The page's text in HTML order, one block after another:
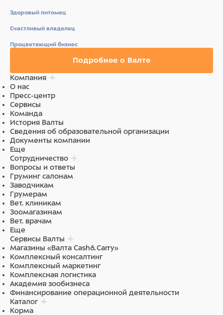
Здоровый питомец
Счастливый владелец
Процветающий бизнес
Подробнее о Валте
Компания
О нас
Пресс-центр
Сервисы
Команда
История Валты
Сведения об образовательной организации
Документы компании
Еще
Сотрудничество
Вопросы и ответы
Груминг салонам
Заводчикам
Грумерам
Вет. клиникам
Зоомагазинам
Вет. врачам
Еще
Сервисы Валты
Магазины «Валта Cash&Carry»
Комплексный консалтинг
Комплексный маркетинг
Комплексная логистика
Академия зообизнеса
Финансирование операционной деятельности
Каталог
Корма